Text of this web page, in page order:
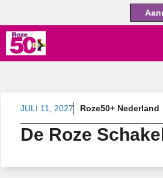
Ga
naar
JULI 11, 2027 Roze50+ Nederland
De Roze Schakel